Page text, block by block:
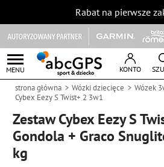
Rabat na pierwsze
MENU KONTO
strona główna Wózki dziecięce Wózek
Cybex Eezy S Twist+ 2 3w1
Zestaw Cybex Eezy S
Gondola + Graco
kg